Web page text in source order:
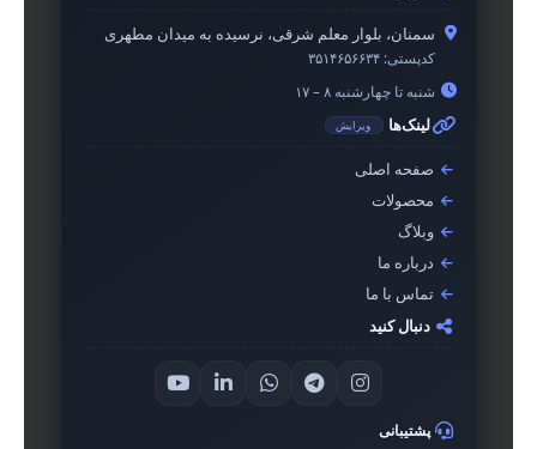
سمنان، بلوار معلم شرقی، نرسیده به میدان مطهری
کدپستی: ۳۵۱۴۶۵۶۶۳۴
شنبه تا چهارشنبه ۸ – ۱۷
لینک‌ها ویرایش
صفحه اصلی
محصولات
وبلاگ
درباره ما
تماس با ما
دنبال کنید
پشتیبانی